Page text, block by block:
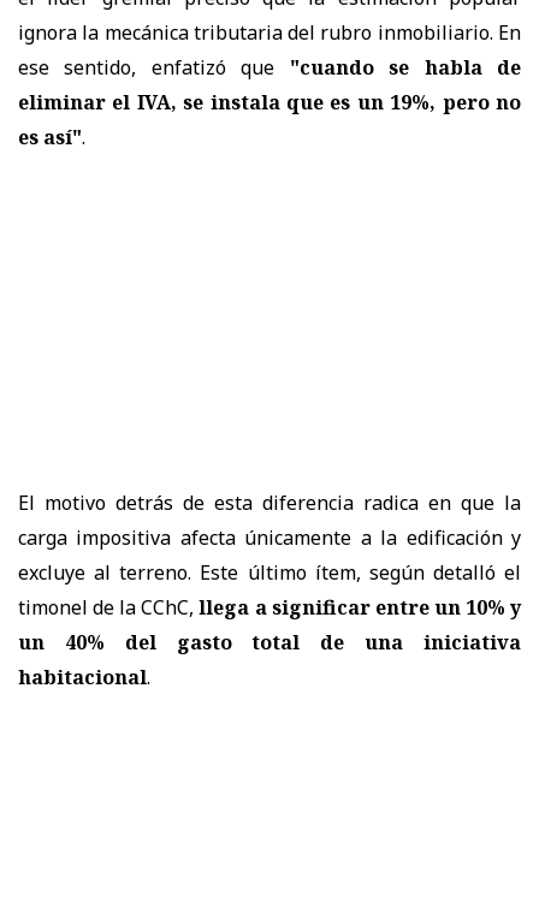
ignora la mecánica tributaria del rubro inmobiliario. En
ese sentido, enfatizó que "cuando se habla de
eliminar el IVA, se instala que es un 19%, pero no
es así".
El motivo detrás de esta diferencia radica en que la
carga impositiva afecta únicamente a la edificación y
excluye al terreno. Este último ítem, según detalló el
timonel de la CChC,llega a significar entre un 10% y
un 40% del gasto total
de una iniciativa
habitacional.